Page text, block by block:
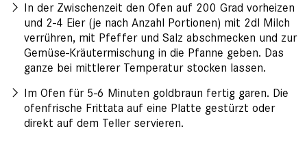
In der Zwischenzeit den Ofen auf 200 Grad vorheizen
und 2-4 Eier (je nach Anzahl Portionen) mit 2dl Milch
verrühren, mit Pfeffer und Salz abschmecken und zur
Gemüse-Kräutermischung in die Pfanne geben. Das
ganze bei mittlerer Temperatur stocken lassen.
Im Ofen für 5-6 Minuten goldbraun fertig garen. Die
ofenfrische Frittata auf eine Platte gestürzt oder
direkt auf dem Teller servieren.